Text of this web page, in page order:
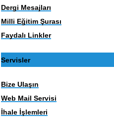
Dergi Mesajları
Milli Eğitim Şurası
Faydalı Linkler
Servisler
Bize Ulaşın
Web Mail Servisi
İhale İşlemleri